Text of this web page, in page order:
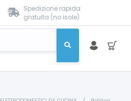
Spedizione rapida
gratuita (no isole)